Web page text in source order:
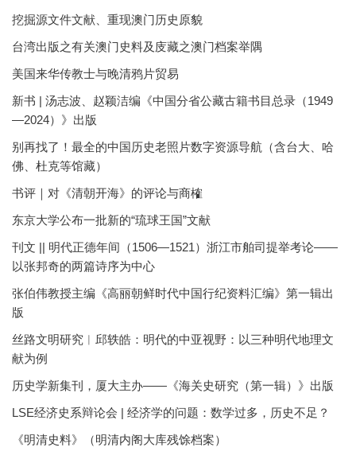
挖掘源文件文献、重现澳门历史原貌
台湾出版之有关澳门史料及庋藏之澳门档案举隅
美国来华传教士与晚清鸦片贸易
新书 | 汤志波、赵颖洁编《中国分省公藏古籍书目总录（1949
—2024）》出版
别再找了！最全的中国历史老照片数字资源导航（含台大、哈
佛、杜克等馆藏）
书评｜对《清朝开海》的评论与商榷
东京大学公布一批新的“琉球王国”文献
刊文 || 明代正德年间（1506—1521）浙江市舶司提举考论——
以张邦奇的两篇诗序为中心
张伯伟教授主编《高丽朝鲜时代中国行纪资料汇编》第一辑出
版
丝路文明研究︱邱轶皓：明代的中亚视野：以三种明代地理文
献为例
历史学新集刊，厦大主办——《海关史研究（第一辑）》出版
LSE经济史系辩论会 | 经济学的问题：数学过多，历史不足？
《明清史料》（明清内阁大库残馀档案）